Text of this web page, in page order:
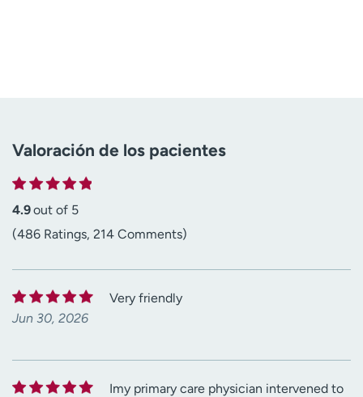
Valoración de los pacientes
4.9out of 5
(486 Ratings, 214 Comments)
Jun 30, 2026
Very friendly
Imy primary care physician intervened to